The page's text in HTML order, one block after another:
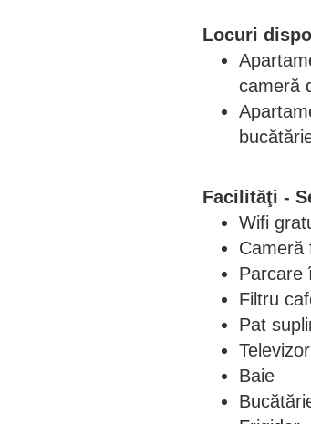
Locuri
cameră
Facilităţi -
Wifi
Cameră
Parcare
Filtru
Pat
Televizor
Baie